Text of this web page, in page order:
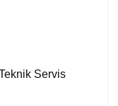
Servis